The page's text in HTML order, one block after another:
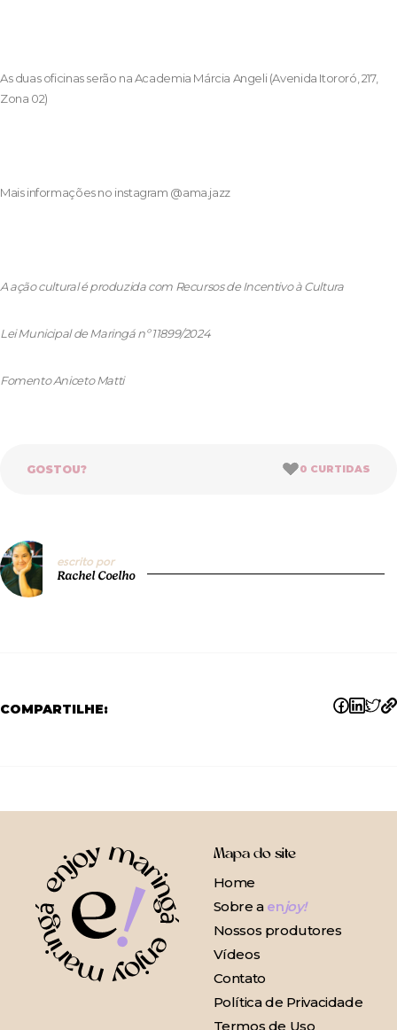
As duas oficinas serão na Academia Márcia Angeli (Avenida Itororó, 217,
Zona 02)
Mais informações no instagram @ama.jazz
A ação cultural é produzida com Recursos de Incentivo à Cultura
Lei Municipal de Maringá nº 11899/2024
Fomento Aniceto Matti
GOSTOU? 0 CURTIDAS
escrito por
Rachel Coelho
COMPARTILHE:
Mapa do site
Home
Sobre a enjoy!
Nossos produtores
Vídeos
Contato
Política de Privacidade
Termos de Uso